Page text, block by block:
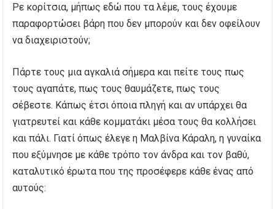
Ρε κορίτσια, μήπως εδώ που τα λέμε, τους έχουμε
παραφορτώσει βάρη που δεν μπορούν και δεν οφείλουν
να διαχειριστούν;
Πάρτε τους μια αγκαλιά σήμερα και πείτε τους πως
τους αγαπάτε, πως τους θαυμάζετε, πως τους
σέβεστε. Κάπως έτσι όποια πληγή και αν υπάρχει θα
γιατρευτεί και κάθε κομματάκι μέσα τους θα κολλήσει
και πάλι. Γιατί όπως έλεγε η Μαλβίνα Κάραλη, η γυναίκα
που εξύμνησε με κάθε τρόπο τον άνδρα και τον βαθύ,
καταλυτικό έρωτα που της προσέφερε κάθε ένας από
αυτούς: